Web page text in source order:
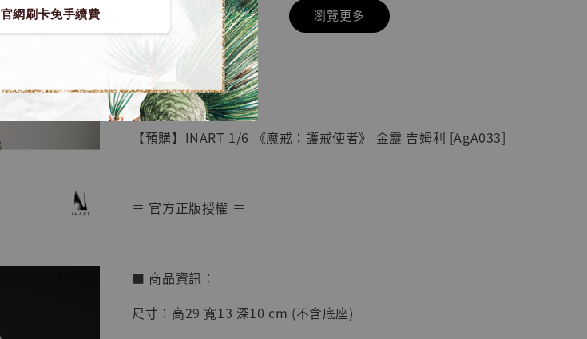
官網刷卡免手續費
【店內現貨】七龍珠
系列蒐藏雕像 悟空
鳥山明紀念款 [奇蹟
工作室]
NT$ 4,280
- +
加入購物車
瀏覽更多
🏝【無人島玩具】
【預購】INART 1/6 《魔戒：護戒使者》 金靂 吉姆利 [AgA033]
≡ 官方正版授權 ≡
■ 商品資訊：
尺寸：高29 寬13 深10 cm (不含底座)